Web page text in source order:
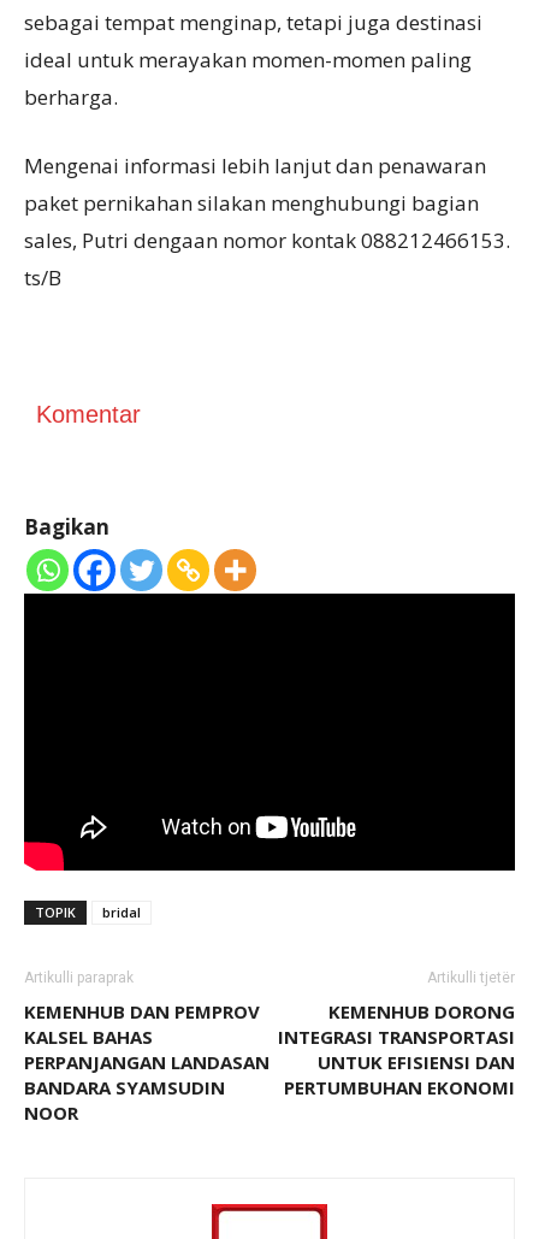
sebagai tempat menginap, tetapi juga destinasi
ideal untuk merayakan momen-momen paling
berharga.
Mengenai informasi lebih lanjut dan penawaran
paket pernikahan silakan menghubungi bagian
sales, Putri dengaan nomor kontak 088212466153.
ts/B
Komentar
Bagikan
TOPIK bridal
Artikulli paraprak
KEMENHUB DAN PEMPROV
KALSEL BAHAS
PERPANJANGAN LANDASAN
BANDARA SYAMSUDIN
NOOR
Artikulli tjetër
KEMENHUB DORONG
INTEGRASI TRANSPORTASI
UNTUK EFISIENSI DAN
PERTUMBUHAN EKONOMI